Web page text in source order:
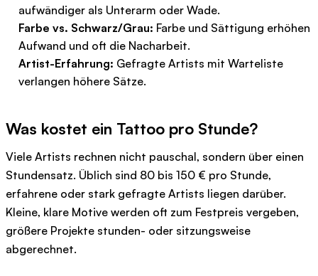
aufwändiger als Unterarm oder Wade.
Farbe vs. Schwarz/Grau: Farbe und Sättigung erhöhen
Aufwand und oft die Nacharbeit.
Artist-Erfahrung: Gefragte Artists mit Warteliste
verlangen höhere Sätze.
Was kostet ein Tattoo pro Stunde?
Viele Artists rechnen nicht pauschal, sondern über einen
Stundensatz. Üblich sind 80 bis 150 € pro Stunde,
erfahrene oder stark gefragte Artists liegen darüber.
Kleine, klare Motive werden oft zum Festpreis vergeben,
größere Projekte stunden- oder sitzungsweise
abgerechnet.